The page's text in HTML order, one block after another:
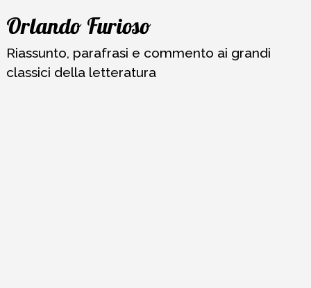
Vai
contenuto
Orlando Furioso
Riassunto, parafrasi e commento ai grandi
classici della letteratura